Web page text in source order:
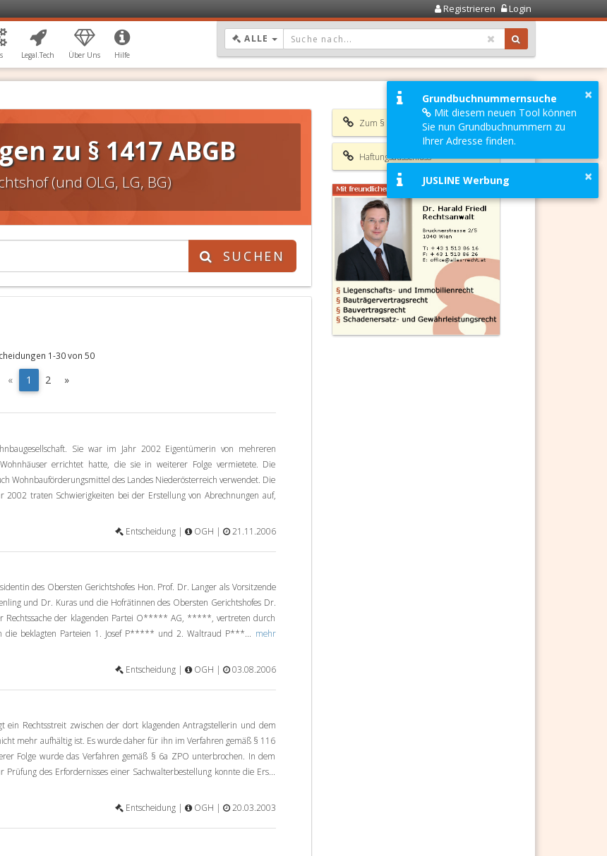
Registrieren Login
Legal.Tech Über Uns Hilfe
ALLE DROPDOWN: GEWÄHLTER WERT IST ALLE
zu § 1417 ABGB
(und OLG, LG, BG)
SUCHEN
1-30 von 50
« 1
c
e
n
t
)
2 »
Sie war im Jahr 2002 Eigentümerin von mehreren
errichtet hatte, die sie in weiterer Folge vermietete. Die
Wohnbauförderungsmittel des Landes Niederösterreich verwendet. Die
2002 traten Schwierigkeiten bei der Erstellung von Abrechnungen auf,
Entscheidung |
OGH | 21.11.2006
des Obersten Gerichtshofes Hon. Prof. Dr. Langer als Vorsitzende
und Dr. Kuras und die Hofrätinnen des Obersten Gerichtshofes Dr.
Rechtssache der klagenden Partei O***** AG, *****, vertreten durch
die beklagten Parteien 1. Josef P***** und 2. Waltraud P***... mehr
Entscheidung |
OGH | 03.08.2006
ein Rechtsstreit zwischen der dort klagenden Antragstellerin und dem
mehr aufhältig ist. Es wurde daher für ihn im Verfahren gemäß § 116
Folge wurde das Verfahren gemäß § 6a ZPO unterbrochen. In dem
des Erfordernisses einer Sachwalterbestellung konnte die Ers...
Entscheidung |
OGH | 20.03.2003
Zum § 1417 ABGB
Haftungsausschluss
×
Grundbuchnummernsuche
Mit diesem neuen Tool können
Sie nun Grundbuchnummern zu
Ihrer Adresse finden.
×
JUSLINE Werbung